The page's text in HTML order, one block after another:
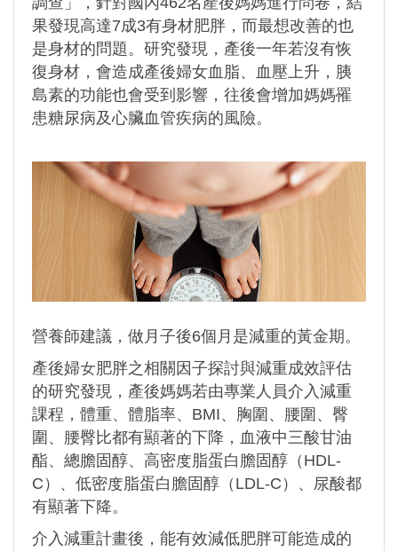
果發現高達7成3有身材肥胖，而最想改善的也
是身材的問題。研究發現，產後一年若沒有恢
復身材，會造成產後婦女血脂、血壓上升，胰
島素的功能也會受到影響，往後會增加媽媽罹
患糖尿病及心臟血管疾病的風險。
營養師建議，做月子後6個月是減重的黃金期。
產後婦女肥胖之相關因子探討與減重成效評估
的研究發現，產後媽媽若由專業人員介入減重
課程，體重、體脂率、BMI、胸圍、腰圍、臀
圍、腰臀比都有顯著的下降，血液中三酸甘油
酯、總膽固醇、高密度脂蛋白膽固醇（HDL-
C）、低密度脂蛋白膽固醇（LDL-C）、尿酸都
有顯著下降。
介入減重計畫後，能有效減低肥胖可能造成的